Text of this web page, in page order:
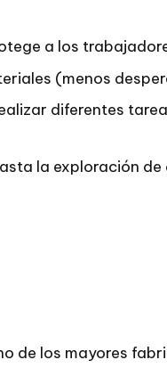
a los
(menos
diferentes
la exploración
de los mayores